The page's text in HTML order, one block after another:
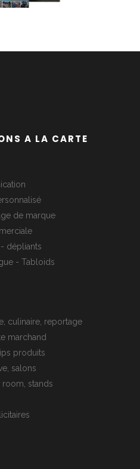
A LA CARTE
de marque
dépliants
- Tabloids
culinaire, reportage
marchand
produits
salons
room, stands